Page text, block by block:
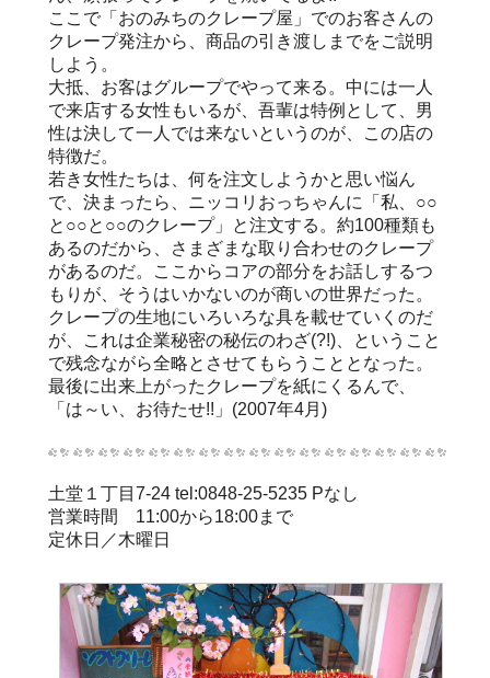
ここで「おのみちのクレープ屋」でのお客さんの
クレープ発注から、商品の引き渡しまでをご説明
しよう。
大抵、お客はグループでやって来る。中には一人
で来店する女性もいるが、吾輩は特例として、男
性は決して一人では来ないというのが、この店の
特徴だ。
若き女性たちは、何を注文しようかと思い悩ん
で、決まったら、ニッコリおっちゃんに「私、○○
と○○と○○のクレープ」と注文する。約100種類も
あるのだから、さまざまな取り合わせのクレープ
があるのだ。ここからコアの部分をお話しするつ
もりが、そうはいかないのが商いの世界だった。
クレープの生地にいろいろな具を載せていくのだ
が、これは企業秘密の秘伝のわざ(?!)、ということ
で残念ながら全略とさせてもらうこととなった。
最後に出来上がったクレープを紙にくるんで、
「は～い、お待たせ!!」(2007年4月)
土堂１丁目7-24 tel:0848-25-5235 Pなし
営業時間 11:00から18:00まで
定休日／木曜日